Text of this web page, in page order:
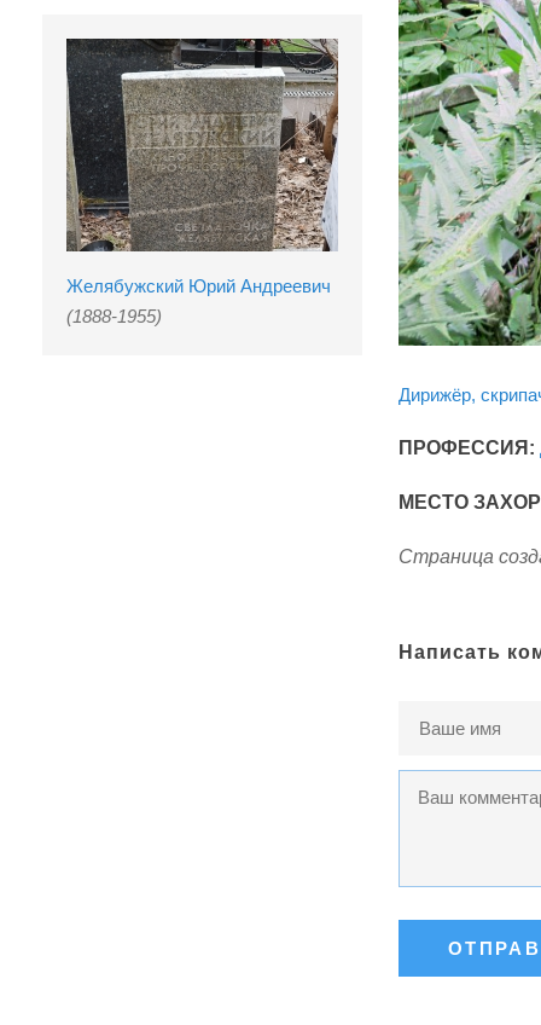
Желябужский Юрий Андреевич
(1888-1955)
Дирижёр,
ПРОФЕССИЯ:
МЕСТО
Страница
Написать